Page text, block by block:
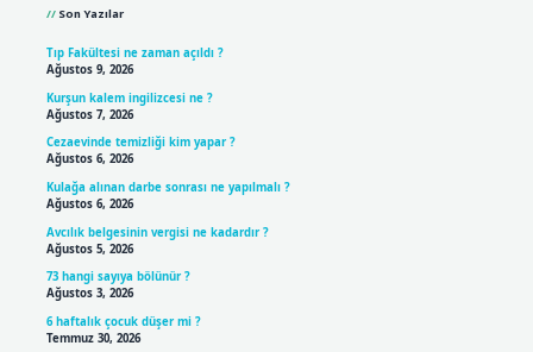
Son Yazılar
Tıp Fakültesi ne zaman açıldı ?
Ağustos 9, 2026
Kurşun kalem ingilizcesi ne ?
Ağustos 7, 2026
Cezaevinde temizliği kim yapar ?
Ağustos 6, 2026
Kulağa alınan darbe sonrası ne yapılmalı ?
Ağustos 6, 2026
Avcılık belgesinin vergisi ne kadardır ?
Ağustos 5, 2026
73 hangi sayıya bölünür ?
Ağustos 3, 2026
6 haftalık çocuk düşer mi ?
Temmuz 30, 2026